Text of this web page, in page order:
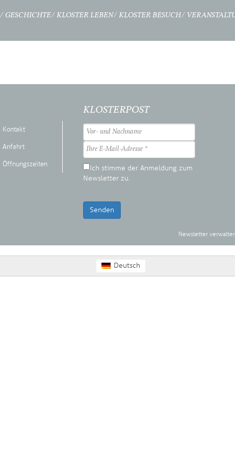
GESCHICHTE KLOSTER LEBEN KLOSTER BESUCH
Kontakt
Anfahrt
Öffnungszeiten
KLOSTERPOST
Ich stimme der Anmeldung zum
Newsletter zu.
Senden
Newsletter
Deutsch